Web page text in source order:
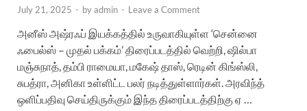
July 21, 2025 - byadmin - Leave a Comment
அனீஸ் அஷ்ரஃப் இயக்கத்தில் உருவாகியுள்ள ‘சென்னை
ஃபைல்ஸ் – முதல் பக்கம்’ திரைப்படத்தில் வெற்றி, ஷில்பா
மஞ்சுநாத், தம்பி ராமையா, மகேஷ் தாஸ், ரெடின் கிங்ஸ்லி,
சுபத்ரா, அனிகா உள்ளிட்ட பலர் நடித்துள்ளார்கள். அரவிந்த்
ஒளிப்பதிவு செய்திருக்கும் இந்த திரைப்படத்திற்கு ஏ …